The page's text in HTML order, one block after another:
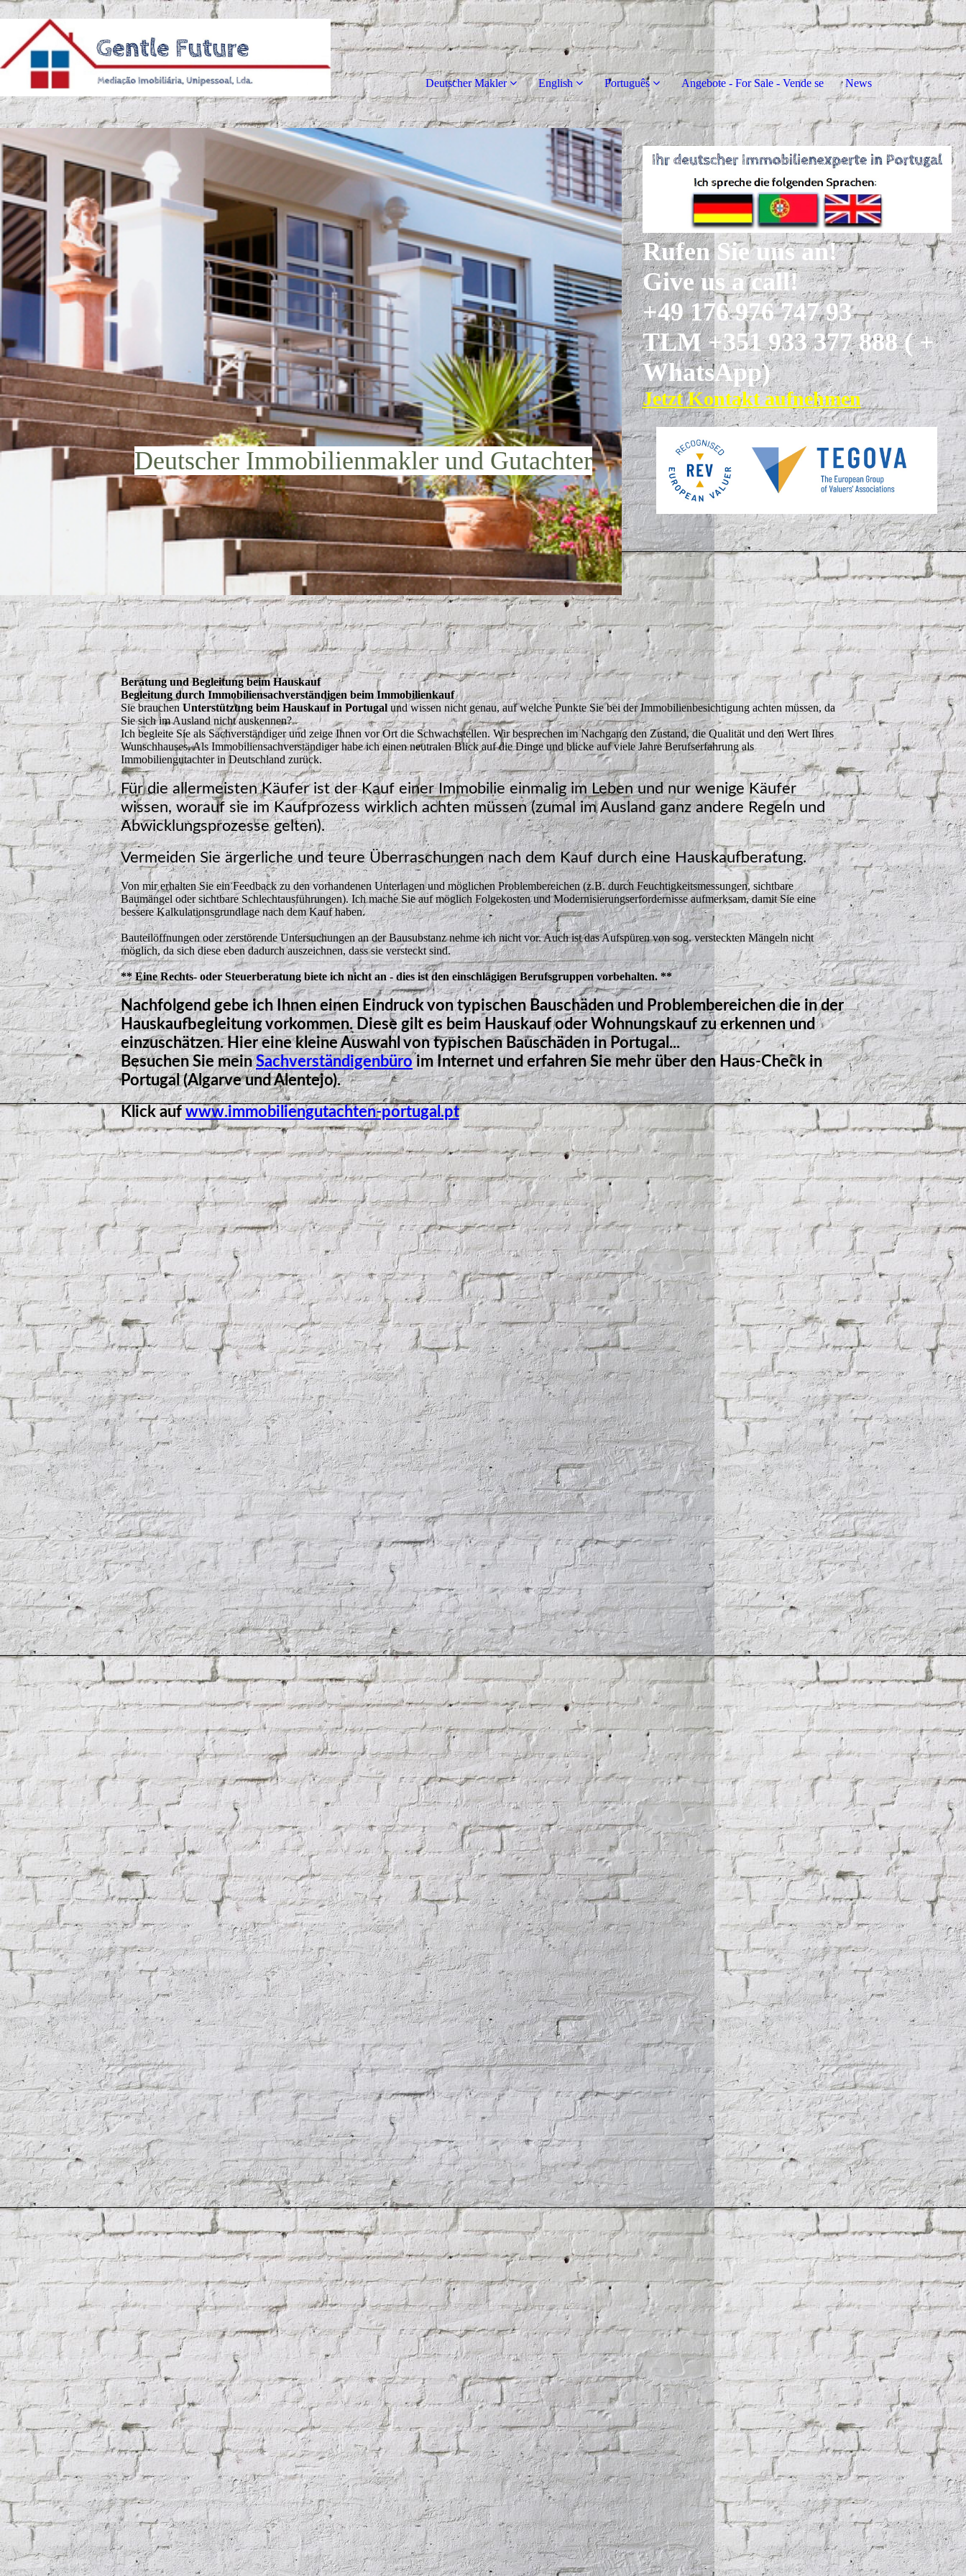
Deutscher Makler English Português Angebote - For Sale - Vende se News
Deutscher Immobilienmakler und Gutachter
Rufen Sie uns an!
Give us a call!
+49 176 976 747 93
TLM +351 933 377888 ( +
WhatsApp)
Jetzt Kontakt aufnehmen
Beratung und Begleitung beim Hauskauf
Begleitung durch Immobiliensachverständigen beim Immobilienkauf
Sie brauchen Unterstützung beim Hauskauf in Portugal und wissen nicht genau, auf welche Punkte Sie bei der Immobilienbesichtigung achten müssen, da
Sie sich im Ausland nicht auskennen?
Ich begleite Sie als Sachverständiger und zeige Ihnen vor Ort die Schwachstellen. Wir besprechen im Nachgang den Zustand, die Qualität und den Wert Ihres
Wunschhauses. Als Immobiliensachverständiger habe ich einen neutralen Blick auf die Dinge und blicke auf viele Jahre Berufserfahrung als
Immobiliengutachter in Deutschland zurück.
Für die allermeisten Käufer ist der Kauf einer Immobilie einmalig im Leben und nur wenige Käufer
wissen, worauf sie im Kaufprozess wirklich achten müssen (zumal im Ausland ganz andere Regeln und
Abwicklungsprozesse gelten).
Vermeiden Sie ärgerliche und teure Überraschungen nach dem Kauf durch eine Hauskaufberatung.
Von mir erhalten Sie ein Feedback zu den vorhandenen Unterlagen und möglichen Problembereichen (z.B. durch Feuchtigkeitsmessungen, sichtbare
Baumängel oder sichtbare Schlechtausführungen). Ich mache Sie auf möglich Folgekosten und Modernisierungserfordernisse aufmerksam, damit Sie eine
bessere Kalkulationsgrundlage nach dem Kauf haben.
Bauteilöffnungen oder zerstörende Untersuchungen an der Bausubstanz nehme ich nicht vor. Auch ist das Aufspüren von sog. versteckten Mängeln nicht
möglich, da sich diese eben dadurch auszeichnen, dass sie versteckt sind.
** Eine Rechts- oder Steuerberatung biete ich nicht an - dies ist den einschlägigen Berufsgruppen vorbehalten. **
Nachfolgend gebe ich Ihnen einen Eindruck von typischen Bauschäden und Problembereichen die in der
Hauskaufbegleitung vorkommen. Diese gilt es beim Hauskauf oder Wohnungskauf zu erkennen und
einzuschätzen. Hier eine kleine Auswahl von typischen Bauschäden in Portugal...
Besuchen Sie meinSachverständigenbüroim Internet und erfahren Sie mehr über den Haus-Check in
Portugal (Algarve und Alentejo).
Klick auf www.immobiliengutachten-portugal.pt
Aufsteigende Feuchtigkeit im Mauerwerk
Korrosion am Balkon